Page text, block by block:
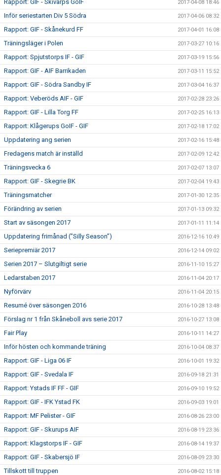
Rapport: GIF - Skivarps GoIF 2017-04-08 18:46
Inför seriestarten Div 5 Södra 2017-04-06 08:32
Rapport: GIF - Skånekurd FF 2017-04-01 16:08
Träningsläger i Polen 2017-03-27 10:16
Rapport: Spjutstorps IF - GIF 2017-03-19 15:56
Rapport: GIF - AIF Barrikaden 2017-03-11 15:52
Rapport: GIF - Södra Sandby IF 2017-03-04 16:37
Rapport: Veberöds AIF - GIF 2017-02-28 23:26
Rapport: GIF - Lilla Torg FF 2017-02-25 16:13
Rapport: Klågerups GoIF - GIF 2017-02-18 17:02
Uppdatering ang serien 2017-02-16 15:48
Fredagens match är inställd 2017-02-09 12:42
Träningsvecka 6 2017-02-07 13:07
Rapport: GIF - Skegrie BK 2017-02-04 19:43
Träningsmatcher 2017-01-30 12:35
Förändring av serien 2017-01-13 09:32
Start av säsongen 2017 2017-01-11 11:14
Uppdatering frimånad (”Silly Season”) 2016-12-16 10:49
Seriepremiär 2017 2016-12-14 09:02
Serien 2017 – Slutgiltigt serie 2016-11-10 15:27
Ledarstaben 2017 2016-11-04 20:17
Nyförvärv 2016-11-04 20:15
Resumé över säsongen 2016 2016-10-28 13:48
Förslag nr 1 från Skåneboll avs serie 2017 2016-10-27 13:08
Fair Play 2016-10-11 14:27
Inför hösten och kommande träning 2016-10-04 08:37
Rapport: GIF - Liga 06 IF 2016-10-01 19:32
Rapport: GIF - Svedala IF 2016-09-18 21:31
Rapport: Ystads IF FF - GIF 2016-09-10 19:52
Rapport: GIF - IFK Ystad FK 2016-09-03 19:01
Rapport: MF Pelister - GIF 2016-08-26 23:00
Rapport: GIF - Skurups AIF 2016-08-19 23:36
Rapport: Klagstorps IF - GIF 2016-08-14 19:37
Rapport: GIF - Skabersjö IF 2016-08-09 23:30
Tillskott till truppen 2016-08-02 15:18